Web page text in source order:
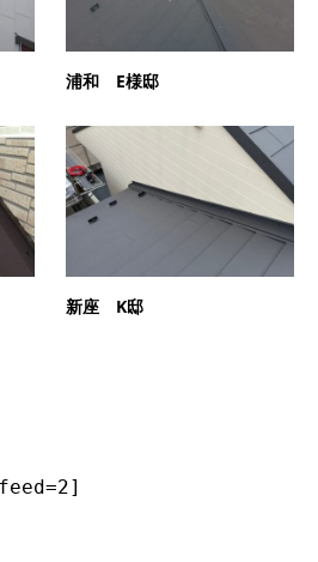
浦和 E様邸
新座 K邸